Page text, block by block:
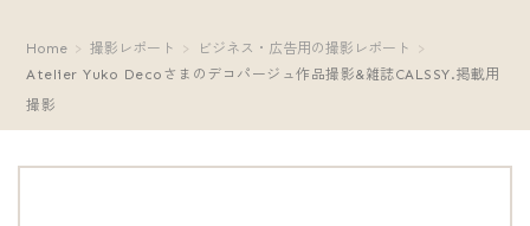
Home 撮影レポート
ビジネス・広告用の撮影レポート
Atelier Yuko Decoさまのデコパージュ作品撮影&雑誌CALSSY.掲載用
撮影